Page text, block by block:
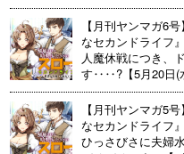
【月刊ヤンマガ6
なセカンドライフ
人魔休戦につき、
す‥‥?【5月20日(
【月刊ヤンマガ5
なセカンドライフ
ひっさびさに夫婦